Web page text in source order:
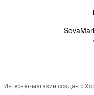
Интернет-магазин создан с